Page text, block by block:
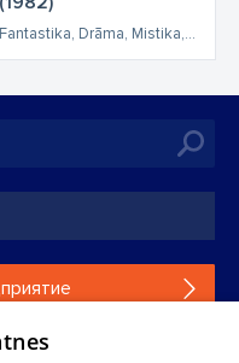
Fantastika, Drāma, Mistika, Asa sižeta
нашей базе данных,